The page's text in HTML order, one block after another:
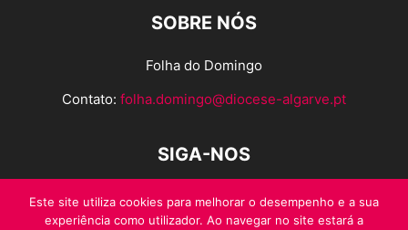
SOBRE NÓS
Folha do Domingo
Contato: folha.domingo@diocese-algarve.pt
SIGA-NOS
Este site utiliza cookies para melhorar o desempenho e a sua
experiência como utilizador. Ao navegar no site estará a